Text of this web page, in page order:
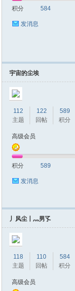
积分 584
发消息
宇宙的尘埃
112
主题
122
回帖
589
积分
高级会员
积分 589
发消息
丿风尘丨灬男孓
118
主题
110
回帖
584
积分
高级会员